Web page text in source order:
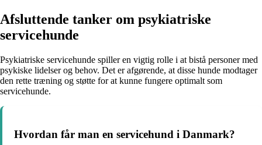
Afsluttende tanker om psykiatriske
servicehunde
Psykiatriske servicehunde spiller en vigtig rolle i at bistå personer med
psykiske lidelser og behov. Det er afgørende, at disse hunde modtager
den rette træning og støtte for at kunne fungere optimalt som
servicehunde.
Hvordan får man en servicehund i Danmark?